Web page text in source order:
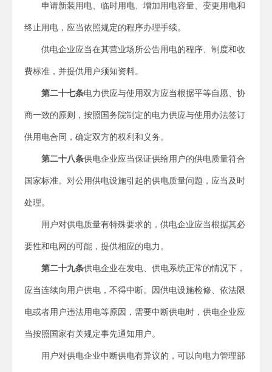
申请新装用电、临时用电、增加用电容量、变更用电和
终止用电，应当依照规定的程序办理手续。
供电企业应当在其营业场所公告用电的程序、制度和收
费标准，并提供用户须知资料。
第二十七条电力供应与使用双方应当根据平等自愿、协
商一致的原则，按照国务院制定的电力供应与使用办法签订
供用电合同，确定双方的权利和义务。
第二十八条供电企业应当保证供给用户的供电质量符合
国家标准。对公用供电设施引起的供电质量问题，应当及时
处理。
用户对供电质量有特殊要求的，供电企业应当根据其必
要性和电网的可能，提供相应的电力。
第二十九条供电企业在发电、供电系统正常的情况下，
应当连续向用户供电，不得中断。因供电设施检修、依法限
电或者用户违法用电等原因，需要中断供电时，供电企业应
当按照国家有关规定事先通知用户。
用户对供电企业中断供电有异议的，可以向电力管理部